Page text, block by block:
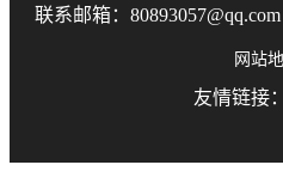
联系邮箱：
网站
友情链接：